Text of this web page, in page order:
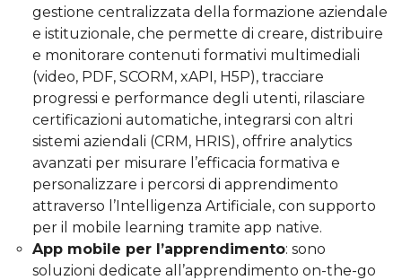
gestione centralizzata della formazione aziendale
e istituzionale, che permette di creare, distribuire
e monitorare contenuti formativi multimediali
(video, PDF, SCORM, xAPI, H5P), tracciare
progressi e performance degli utenti, rilasciare
certificazioni automatiche, integrarsi con altri
sistemi aziendali (CRM, HRIS), offrire analytics
avanzati per misurare l’efficacia formativa e
personalizzare i percorsi di apprendimento
attraverso l’Intelligenza Artificiale, con supporto
per il mobile learning tramite app native.
App mobile per l’apprendimento: sono
soluzioni dedicate all’apprendimento on-the-go